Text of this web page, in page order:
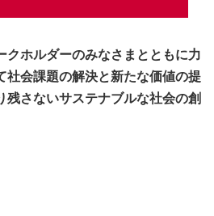
クホルダーのみなさまとともに力
社会課題の解決と新たな価値の提
残さないサステナブルな社会の創